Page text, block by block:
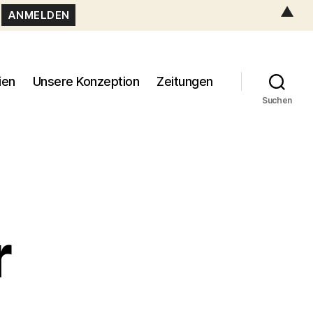
Unsere Konzeption Zeitungen
Suchen
▲